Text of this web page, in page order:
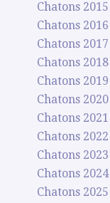
Chatons 2015
Chatons 2016
Chatons 2017
Chatons 2018
Chatons 2019
Chatons 2020
Chatons 2021
Chatons 2022
Chatons 2023
Chatons 2024
Chatons 2025